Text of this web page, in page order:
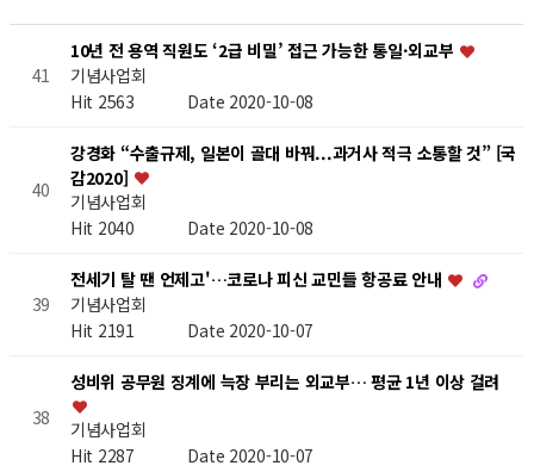
41
10년 전 용역 직원도 ‘2급 비밀’ 접근 가능한 통일·외교부
기념사업회
Hit 2563 Date 2020-10-08
40
강경화 “수출규제, 일본이 골대 바꿔...과거사 적극 소통할 것” [국
감2020]
기념사업회
Hit 2040 Date 2020-10-08
39
전세기 탈 땐 언제고'…코로나 피신 교민들 항공료 안내
기념사업회
Hit 2191 Date 2020-10-07
38
성비위 공무원 징계에 늑장 부리는 외교부… 평균 1년 이상 걸려
기념사업회
Hit 2287 Date 2020-10-07